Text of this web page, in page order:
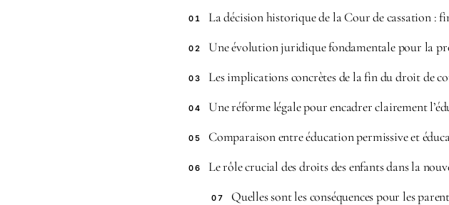
01 La décision historique de la Cour de cassation :
02 Une évolution juridique fondamentale pour la
03 Les implications concrètes de la fin du droit de
04 Une réforme légale pour encadrer clairement
05 Comparaison entre éducation permissive et
06 Le rôle crucial des droits des enfants dans la
07 Quelles sont les conséquences pour les